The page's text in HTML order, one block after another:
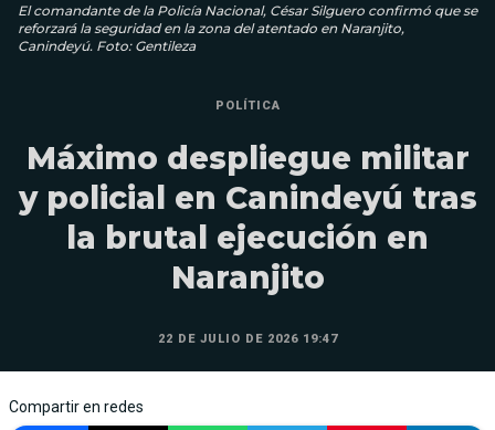
El comandante de la Policía Nacional, César Silguero confirmó que se
reforzará la seguridad en la zona del atentado en Naranjito,
Canindeyú. Foto: Gentileza
POLÍTICA
Máximo despliegue militar
y policial en Canindeyú tras
la brutal ejecución en
Naranjito
22 DE JULIO DE 2026 19:47
Compartir en redes